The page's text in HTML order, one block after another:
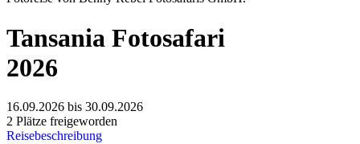
Tansania Fotosafari
2026
16.09.2026 bis 30.09.2026
2 Plätze freigeworden
Reisebeschreibung